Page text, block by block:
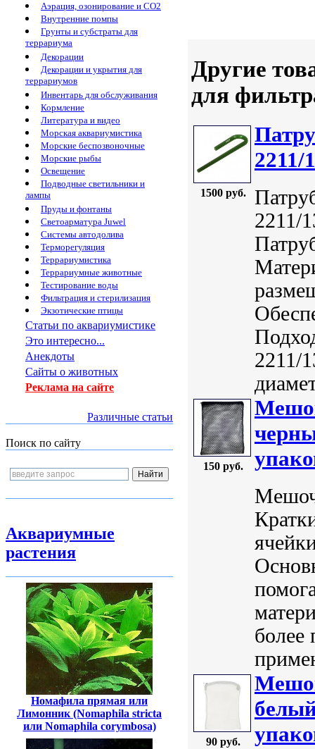
Аэрация, озонирование и CO2
Внутренние помпы
Грунты и субстраты для
террариума
Декорации
Декорации и укрытия для
террариумов
Инвентарь для обслуживания
Кормление
Литература и видео
Морская аквариумистика
Морские беспозвоночные
Морские рыбы
Освещение
Подводные светильники и
лампы
Пруды и фонтаны
Светоарматура Juwel
Системы автодолива
Терморегуляция
Террариумистика
Террариумные животные
Тестирование воды
Фильтрация и стерилизация
Экзотические птицы
Статьи по аквариумистике
Это интересно...
Анекдоты
Сайты о животных
Реклама на сайте
Различные статьи
Поиск по сайту
Аквариумные
растения
Номафила прямая или
Лимонник (Nomaphila stricta
или Nomaphila corymbosa)
Другие
для
1500 руб.
2211/
2211/
2211/
150 руб.
более
90 руб.